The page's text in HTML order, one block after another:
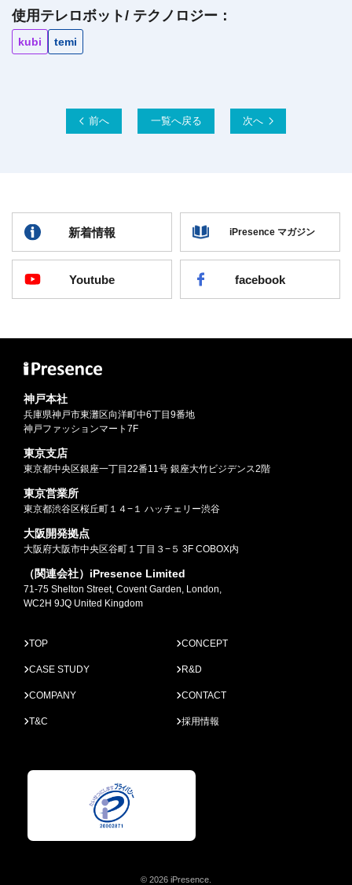
使用テレロボット/ テクノロジー：
kubi temi
前へ 一覧へ戻る 次へ
新着情報 iPresence マガジン
Youtube facebook
神戸本社
兵庫県神戸市東灘区向洋町中6丁目9番地
神戸ファッションマート7F
東京支店
東京都中央区銀座一丁目22番11号 銀座大竹ビジデンス2階
東京営業所
東京都渋谷区桜丘町１４−１ ハッチェリー渋谷
大阪開発拠点
大阪府大阪市中央区谷町１丁目３−５ 3F COBOX内
（関連会社）iPresence Limited
71-75 Shelton Street, Covent Garden, London,
WC2H 9JQ United Kingdom
TOP CONCEPT
CASE STUDY R&D
COMPANY CONTACT
T&C 採用情報
© 2026 iPresence.